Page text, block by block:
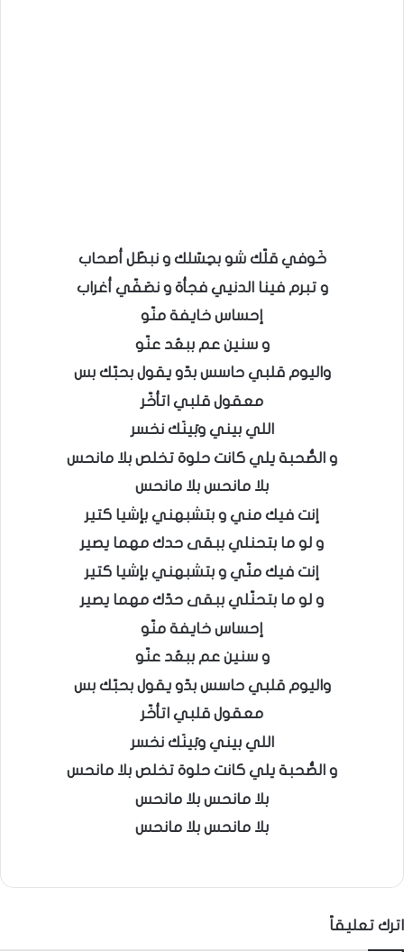
خَوفي قلّك شو بحِسّلك و نبطّل أصحاب
و تبرم فينا الدنيي فجأة و نصَفّي أغراب
إحساس خايفة منّو
و سنين عم ببعُد عنّو
واليوم قلبي حاسس بدّو يقول بحبّك بس
معقول قلبي اتأخّر
اللي بيني وبَينَك نخسر
و الصُّحبة يلي كانت حلوة تخلص بلا مانحس
بلا مانحس بلا مانحس
إنت فيك مني و بتشبهني بإشيا كتير
و لو ما بتحنلي ببقى حدك مهما يصير
إنت فيك منّي و بتشبهني بإشيا كتير
و لو ما بتحنّلي ببقى حدّك مهما يصير
إحساس خايفة منّو
و سنين عم ببعُد عنّو
واليوم قلبي حاسس بدّو يقول بحبّك بس
معقول قلبي اتأخّر
اللي بيني وبَينَك نخسر
و الصُّحبة يلي كانت حلوة تخلص بلا مانحس
بلا مانحس بلا مانحس
بلا مانحس بلا مانحس
اترك تعليقاً